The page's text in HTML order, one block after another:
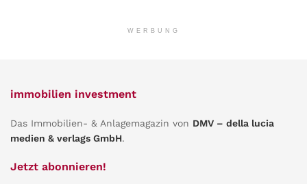
WERBUNG
immobilien investment
Das Immobilien- & Anlagemagazin von DMV – della lucia
medien & verlags GmbH.
Jetzt abonnieren!